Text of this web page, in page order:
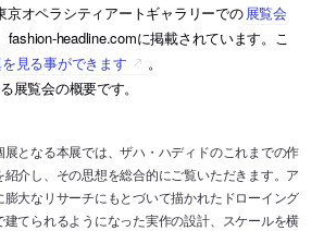
京オペラシティアートギャラリーでの 展覧会
fashion-headline.comに掲載されています。こ
見る事ができます
。
展覧会の概要です。
展となる本展では、ザハ・ハディドのこれまでの作
介し、その思想を総合的にご覧いただきます。ア
膨大なリサーチにもとづいて描かれたドローイング
てられるようになった実作の設計、スケールを横